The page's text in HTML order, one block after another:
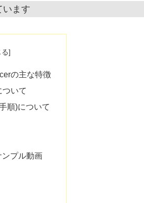
います
の主な特徴
いて
順)について
プル動画